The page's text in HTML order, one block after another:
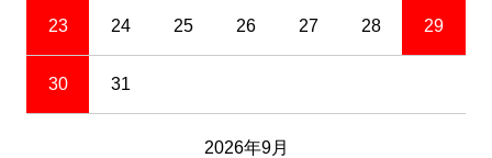
23 24 25 26 27 28 29
30 31
2026年9月